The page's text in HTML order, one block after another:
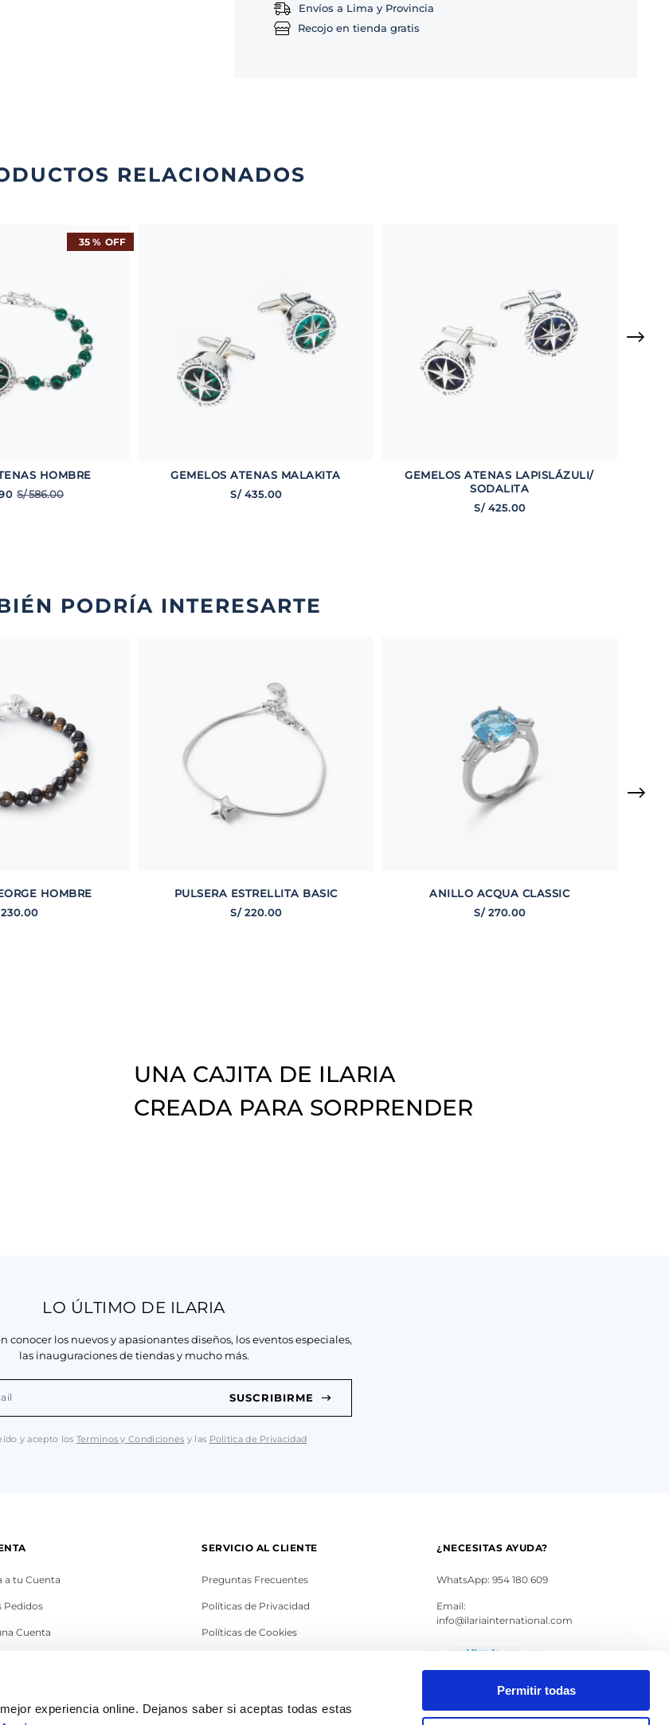
experiencia online. Dejanos saber si aceptas todas estas
Permitir todas
Envíos a Lima y Provincia
Recojo en tienda gratis
RELACIONADOS
HOMBRE
S/586.00
35 % OFF
GEMELOS ATENAS MALAKITA
S/ 435.00
GEMELOS ATENAS LAPISLÁZULI/
SODALITA
S/ 425.00
PODRÍA INTERESARTE
HOMBRE
230.00
PULSERA ESTRELLITA BASIC
S/ 220.00
ANILLO ACQUA CLASSIC
S/ 270.00
UNA CAJITA DE ILARIA
CREADA PARA SORPRENDER
LO ÚLTIMO DE ILARIA
conocer los nuevos y apasionantes diseños, los eventos especiales,
las inauguraciones de tiendas y mucho más.
SUSCRIBIRME
y acepto los Terminos y Condiciones y las Política de Privacidad
a tu Cuenta
Pedidos
Cuenta
SERVICIO AL CLIENTE
Preguntas Frecuentes
Políticas de Privacidad
Políticas de Cookies
Legales
¿NECESITAS AYUDA?
WhatsApp: 954 180 609
Email:
info@ilariainternational.com